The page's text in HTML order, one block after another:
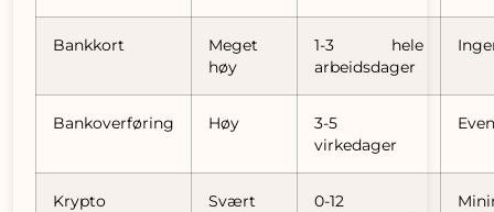
Bankkort
Meget
høy
1-3 hele
arbeidsdager
Bankoverføring Høy
3-5
virkedager
Krypto
Svært
0-12